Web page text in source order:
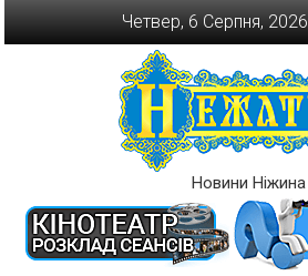
Четвер, 6 Серпня, 2026
Новини Ніжина